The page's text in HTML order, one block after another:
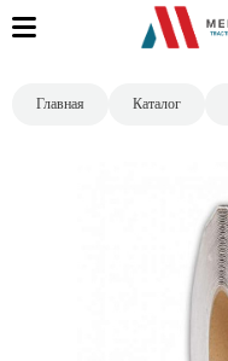
Главная Каталог